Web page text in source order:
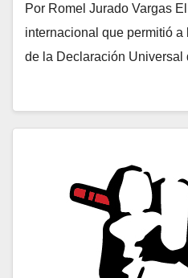
Por Romel Jurado Vargas
internacional que permitió
de la Declaración